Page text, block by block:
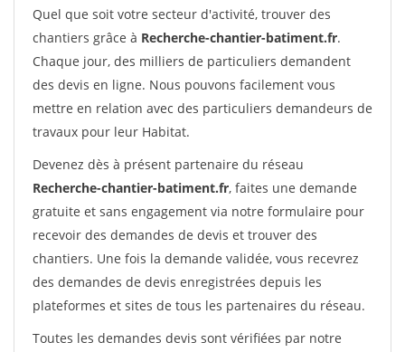
Quel que soit votre secteur d'activité, trouver des
chantiers grâce à Recherche-chantier-batiment.fr.
Chaque jour, des milliers de particuliers demandent
des devis en ligne. Nous pouvons facilement vous
mettre en relation avec des particuliers demandeurs de
travaux pour leur Habitat.
Devenez dès à présent partenaire du réseau
Recherche-chantier-batiment.fr, faites une demande
gratuite et sans engagement via notre formulaire pour
recevoir des demandes de devis et trouver des
chantiers. Une fois la demande validée, vous recevrez
des demandes de devis enregistrées depuis les
plateformes et sites de tous les partenaires du réseau.
Toutes les demandes devis sont vérifiées par notre